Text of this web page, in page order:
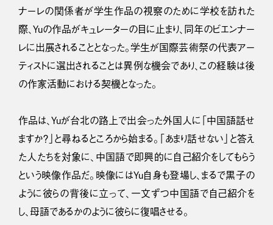
ナーレの関係者が学生作品の視察のために学校を訪れた
際、Yuの作品がキュレーターの目に止まり、同年のビエンナー
レに出展されることとなった。学生が国際芸術祭の代表アー
ティストに選出されることは異例な機会であり、この経験は後
の作家活動における契機となった。
作品は、Yuが台北の路上で出会った外国人に「中国語話せ
ますか？」と尋ねるところから始まる。「あまり話せない」と答え
た人たちを対象に、中国語で即興的に自己紹介をしてもらう
という映像作品だ。映像にはYu自身も登場し、まるで黒子の
ように彼らの背後に立って、一文ずつ中国語で自己紹介を
し、母語であるかのように彼らに復唱させる。